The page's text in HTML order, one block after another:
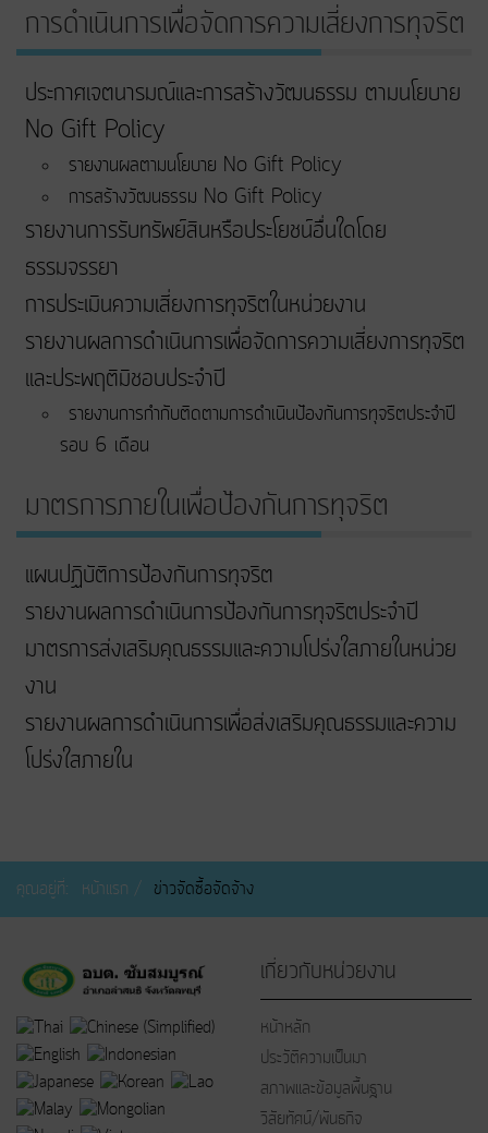
การดำเนินการเพื่อจัดการความเสี่ยงการทุจริต
ประกาศเจตนารมณ์และการสร้างวัฒนธรรม ตามนโยบาย
No Gift Policy
รายงานผลตามนโยบาย No Gift Policy
การสร้างวัฒนธรรม No Gift Policy
รายงานการรับทรัพย์สินหรือประโยชน์อื่นใดโดย
ธรรมจรรยา
การประเมินความเสี่ยงการทุจริตในหน่วยงาน
รายงานผลการดำเนินการเพื่อจัดการความเสี่ยงการทุจริต
และประพฤติมิชอบประจำปี
รายงานการกำกับติดตามการดำเนินป้องกันการทุจริตประจำปี
รอบ 6 เดือน
มาตรการภายในเพื่อป้องกันการทุจริต
แผนปฏิบัติการป้องกันการทุจริต
รายงานผลการดำเนินการป้องกันการทุจริตประจำปี
มาตรการส่งเสริมคุณธรรมและความโปร่งใสภายในหน่วย
งาน
รายงานผลการดำเนินการเพื่อส่งเสริมคุณธรรมและความ
โปร่งใสภายใน
คุณอยู่ที่: หน้าแรก ข่าวจัดซื้อจัดจ้าง
เกี่ยวกับหน่วยงาน
หน้าหลัก
ประวัติความเป็นมา
สภาพและข้อมูลพื้นฐาน
วิสัยทัศน์/พันธกิจ